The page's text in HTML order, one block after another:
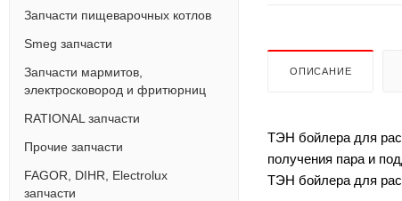
ОПИСАНИЕ
ТЭН бойлера для
получения пара и
ТЭН бойлера для
Запчасти пищеварочных котлов
Smeg запчасти
Запчасти мармитов,
электросковород и фритюрниц
RATIONAL запчасти
Прочие запчасти
FAGOR, DIHR, Electrolux
запчасти